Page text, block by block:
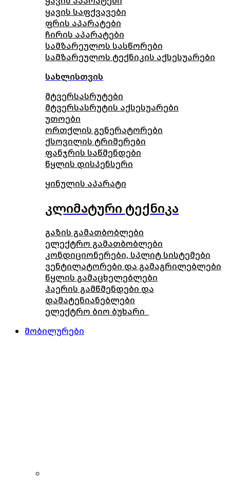
ყავის საფქვავები
ფრის აპარატები
ჩირის აპარატები
სამზარეულოს სასწორები
სამზარეულოს ტექნიკის აქსესუარები
სახლისთვის
მტვერსასრუტები
მტვერსასრუტის აქსესუარები
უთოები
ორთქლის გენერატორები
ქსოვილის ტრიმერები
ფანჯრის საწმენდები
წყლის დისპენსერი
ყინულის აპარატი
კლიმატური ტექნიკა
გაზის გამათბობლები
ელექტრო გამათბობლები
კონდიციონერები, სპლიტ სისტემები
ვენტილატორები და გამაგრილებლები
წყლის გამაცხელებლები
ჰაერის გამწმენდები და
დამატენიანებლები
ელექტრო ბიო ბუხარი
მობილურები